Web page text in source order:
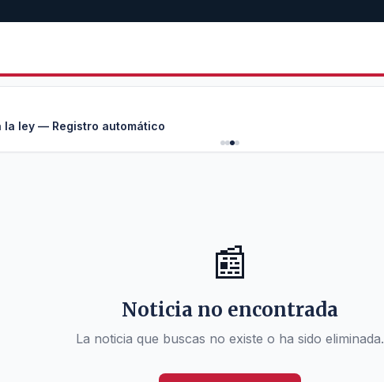
ley — Registro automático
📰
Noticia no encontrada
La noticia que buscas no existe o ha sido eliminada.